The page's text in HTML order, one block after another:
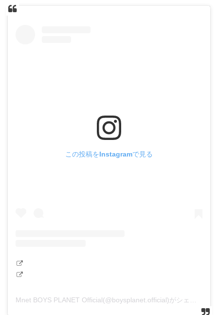
この投稿をInstagramで見る